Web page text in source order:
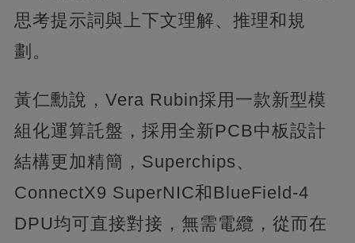
思考提示詞與上下文理解、推理和規
劃。
黃仁勳說，Vera Rubin採用一款新型模
組化運算託盤，採用全新PCB中板設計
結構更加精簡，Superchips、
ConnectX9 SuperNIC和BlueField-4
DPU均可直接對接，無需電纜，從而在